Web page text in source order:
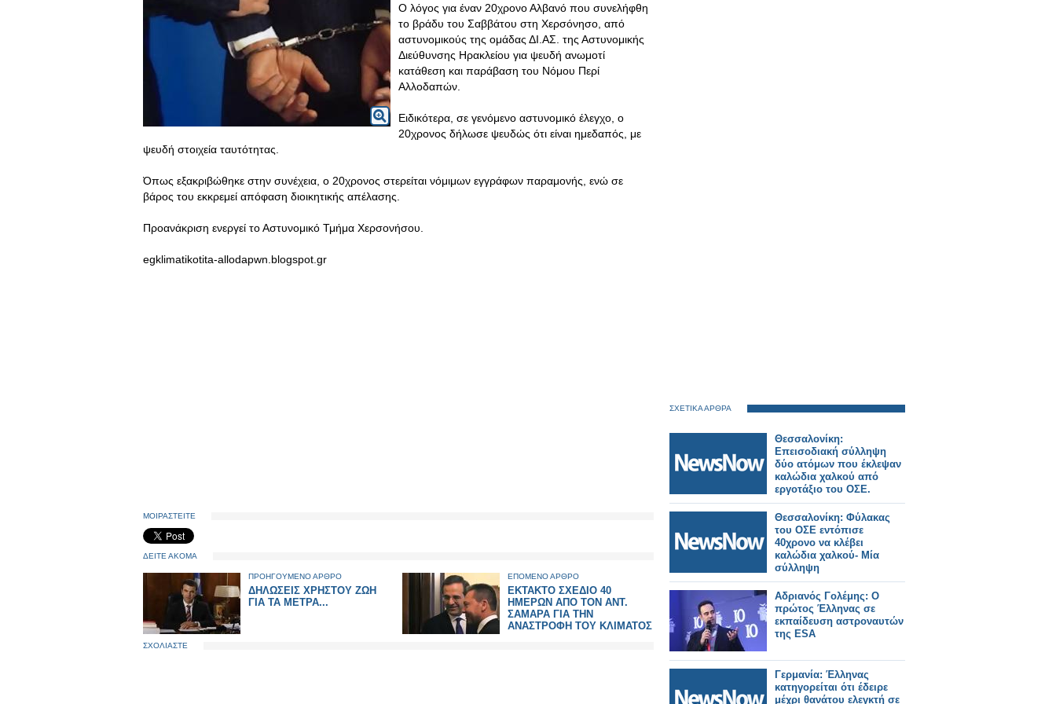
Ο λόγος για έναν 20χρονο Αλβανό που συνελήφθη
το βράδυ του Σαββάτου στη Χερσόνησο, από
αστυνομικούς της ομάδας ΔΙ.ΑΣ. της Αστυνομικής
Διεύθυνσης Ηρακλείου για ψευδή ανωμοτί
κατάθεση και παράβαση του Νόμου Περί
Αλλοδαπών.
Ειδικότερα, σε γενόμενο αστυνομικό έλεγχο, ο
20χρονος δήλωσε ψευδώς ότι είναι ημεδαπός, με
ψευδή στοιχεία ταυτότητας.
Όπως εξακριβώθηκε στην συνέχεια, ο 20χρονος στερείται νόμιμων εγγράφων παραμονής, ενώ σε
βάρος του εκκρεμεί απόφαση διοικητικής απέλασης.
Προανάκριση ενεργεί το Αστυνομικό Τμήμα Χερσονήσου.
egklimatikotita-allodapwn.blogspot.gr
ΜΟΙΡΑΣΤΕΙΤΕ
ΔΕΙΤΕ ΑΚΟΜΑ
ΠΡΟΗΓΟΥΜΕΝΟ ΑΡΘΡΟ
ΔΗΛΩΣΕΙΣ ΧΡΗΣΤΟΥ ΖΩΗ
ΓΙΑ ΤΑ ΜΕΤΡΑ...
ΕΠΟΜΕΝΟ ΑΡΘΡΟ
ΕΚΤΑΚΤΟ ΣΧΕΔΙΟ 40
ΗΜΕΡΩΝ ΑΠΟ ΤΟΝ ΑΝΤ.
ΣΑΜΑΡΑ ΓΙΑ ΤΗΝ
ΑΝΑΣΤΡΟΦΗ ΤΟΥ ΚΛΙΜΑΤΟΣ
ΣΧΟΛΙΑΣΤΕ
ΣΧΕΤΙΚΑ ΑΡΘΡΑ
Θεσσαλονίκη:
Επεισοδιακή σύλληψη
δύο ατόμων που έκλεψαν
καλώδια χαλκού από
εργοτάξιο του ΟΣΕ.
Θεσσαλονίκη: Φύλακας
του ΟΣΕ εντόπισε
40χρονο να κλέβει
καλώδια χαλκού- Μία
σύλληψη
Αδριανός Γολέμης: Ο
πρώτος Έλληνας σε
εκπαίδευση αστροναυτών
της ESA
Γερμανία: Έλληνας
κατηγορείται ότι έδειρε
μέχρι θανάτου ελεγκτή σε